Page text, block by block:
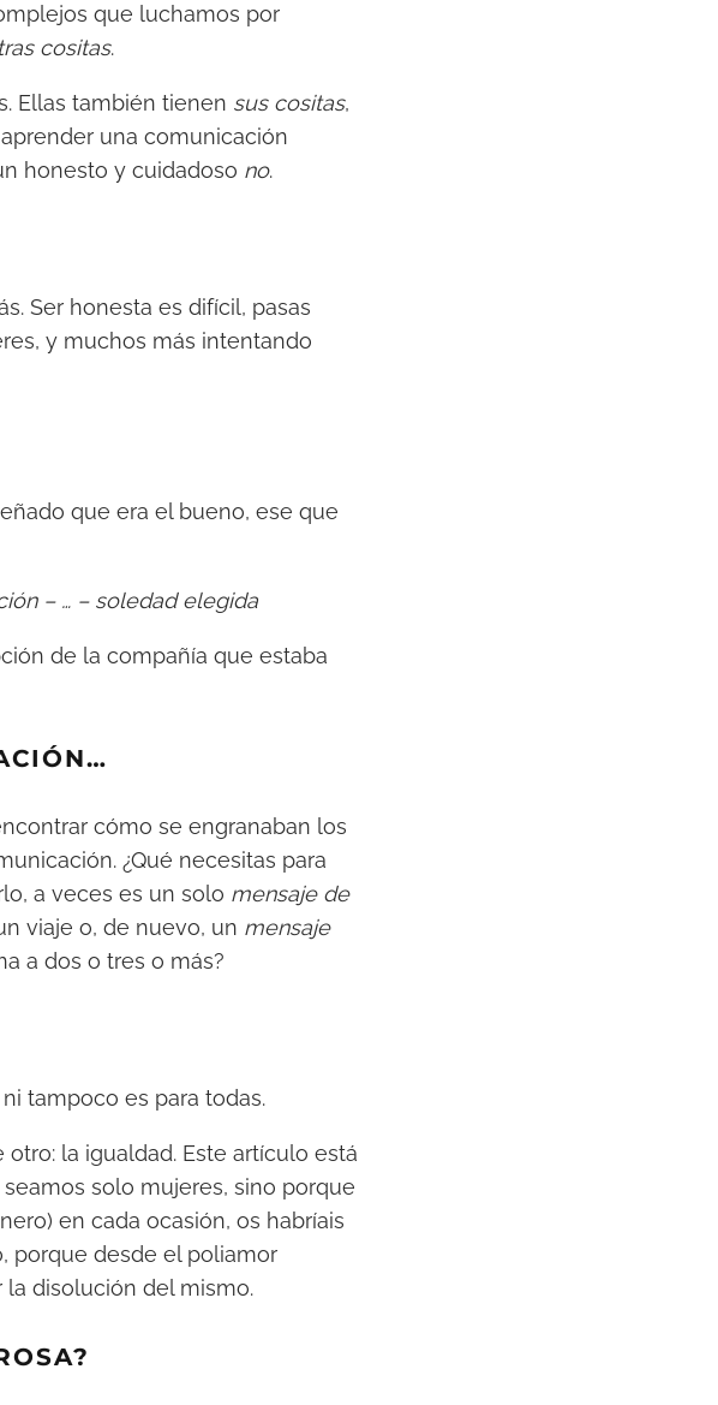
que luchamos por
cositas.
Ellas también tienen sus cositas,
una comunicación
honesto y cuidadoso no.
Ser honesta es difícil, pasas
y muchos más intentando
que era el bueno, ese que
– … – soledad elegida
de la compañía que estaba
cómo se engranaban los
¿Qué necesitas para
a veces es un solo mensaje de
viaje o, de nuevo, un mensaje
a dos o tres o más?
tampoco es para todas.
la igualdad. Este artículo está
solo mujeres, sino porque
en cada ocasión, os habríais
porque desde el poliamor
disolución del mismo.